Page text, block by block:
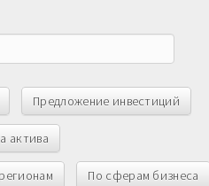
Предложение инвестиций
актива
По сферам бизнеса